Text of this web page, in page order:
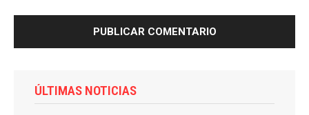
ÚLTIMAS NOTICIAS